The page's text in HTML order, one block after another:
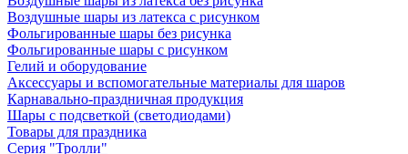
Воздушные шары из латекса с рисунком
Фольгированные шары без рисунка
Фольгированные шары с рисунком
Гелий и оборудование
Аксессуары и вспомогательные материалы для шаров
Карнавально-праздничная продукция
Шары с подсветкой (светодиодами)
Товары для праздника
Серия "Тролли"